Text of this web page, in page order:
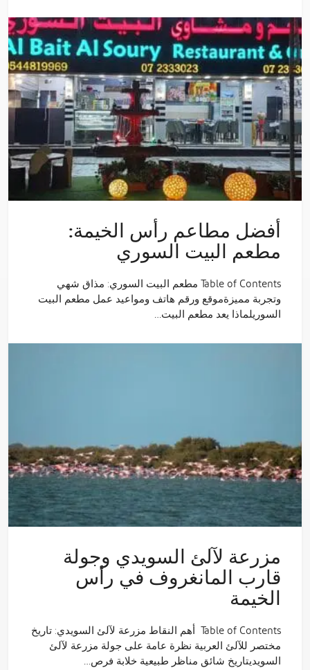
أفضل مطاعم رأس الخيمة:
مطعم البيت السوري
Table of Contents مطعم البيت السوري: مذاق شهي
وتجربة مميزةموقع ورقم هاتف ومواعيد عمل مطعم البيت
السوريلماذا يعد مطعم البيت…
مزرعة لآلئ السويدي وجولة
قارب المانغروف في رأس
الخيمة
Table of Contents أهم النقاط مزرعة لآلئ السويدي: تاريخ
مختصر للآلئ العربية نظرة عامة على جولة مزرعة لآلئ
السويديتاريخ شائق مناظر طبيعية خلابة فرص…